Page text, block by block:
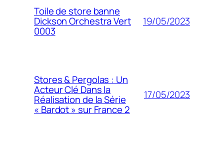
Toile de store banne
Dickson Orchestra Vert
0003
19/05/2023
Stores & Pergolas : Un
Acteur Clé Dans la
Réalisation de la Série
« Bardot » sur France 2
17/05/2023